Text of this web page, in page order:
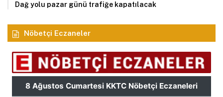
Dağ yolu pazar günü trafiğe kapatılacak
Nöbetçi Eczaneler